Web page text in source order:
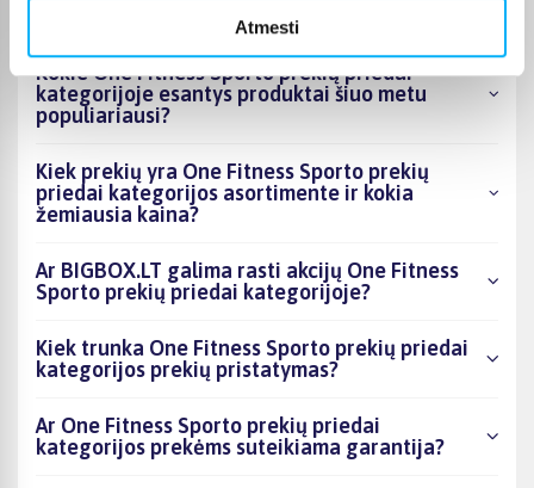
Atmesti
DUK
Kokie One Fitness Sporto prekių priedai
kategorijoje esantys produktai šiuo metu
populiariausi?
Kiek prekių yra One Fitness Sporto prekių
priedai kategorijos asortimente ir kokia
žemiausia kaina?
Ar BIGBOX.LT galima rasti akcijų One Fitness
Sporto prekių priedai kategorijoje?
Kiek trunka One Fitness Sporto prekių priedai
kategorijos prekių pristatymas?
Ar One Fitness Sporto prekių priedai
kategorijos prekėms suteikiama garantija?